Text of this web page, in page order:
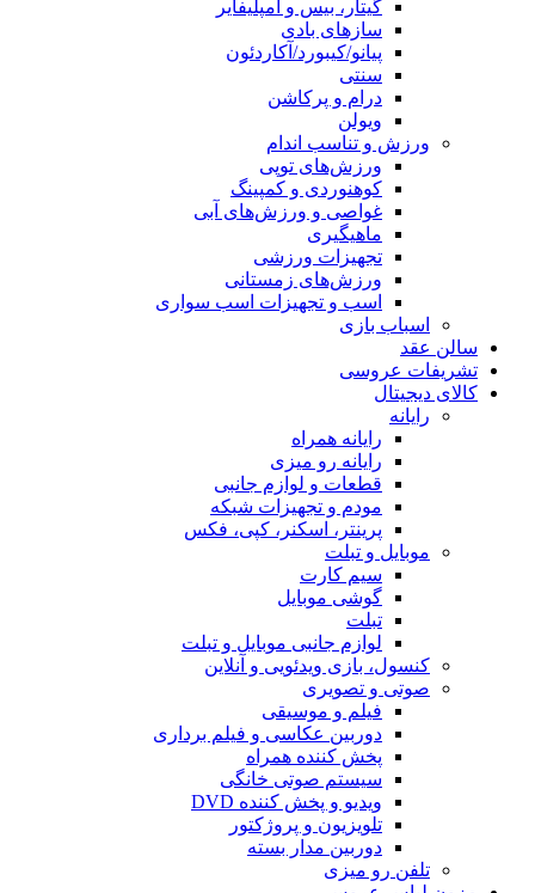
گیتار، بیس و امپلیفایر
سازهای بادی
پیانو/کیبورد/آکاردئون
سنتی
درام و پرکاشن
ویولن
ورزش و تناسب اندام
ورزش‌های توپی
کوهنوردی و کمپینگ
غواصی و ورزش‌های آبی
ماهیگیری
تجهیزات ورزشی
ورزش‌های زمستانی
اسب و تجهیزات اسب سواری
اسباب‌ بازی
سالن عقد
تشریفات عروسی
کالای دیجیتال
رایانه
رایانه همراه
رایانه رو میزی
قطعات و لوازم جانبی
مودم و تجهیزات شبکه
پرینتر، اسکنر، کپی، فکس
موبایل و تبلت
سیم کارت
گوشی موبایل
تبلت
لوازم جانبی موبایل و تبلت
کنسول، بازی‌ ویدئویی و آنلاین
صوتی و تصویری
فیلم و موسیقی
دوربین عکاسی و فیلم برداری
پخش کننده همراه
سیستم صوتی خانگی
ویدیو و پخش کننده DVD
تلویزیون و پروژکتور
دوربین مدار بسته
تلفن رو میزی